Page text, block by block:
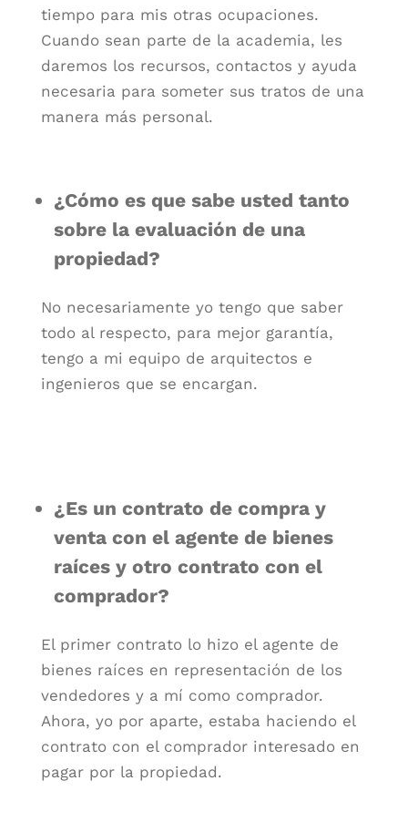
tiempo para mis otras ocupaciones.
Cuando sean parte de la academia, les
daremos los recursos, contactos y ayuda
necesaria para someter sus tratos de una
manera más personal.
¿Cómo es que sabe usted tanto
sobre la evaluación de una
propiedad?
No necesariamente yo tengo que saber
todo al respecto, para mejor garantía,
tengo a mi equipo de arquitectos e
ingenieros que se encargan.
¿Es un contrato de compra y
venta con el agente de bienes
raíces y otro contrato con el
comprador?
El primer contrato lo hizo el agente de
bienes raíces en representación de los
vendedores y a mí como comprador.
Ahora, yo por aparte, estaba haciendo el
contrato con el comprador interesado en
pagar por la propiedad.